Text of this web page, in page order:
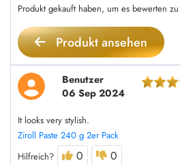
Produkt gekauft haben, um es bewerten
Produkt ansehen
Benutzer
06 Sep 2024
It looks very stylish.
Ziroll Paste 240 g 2er Pack
Hilfreich?
0 0